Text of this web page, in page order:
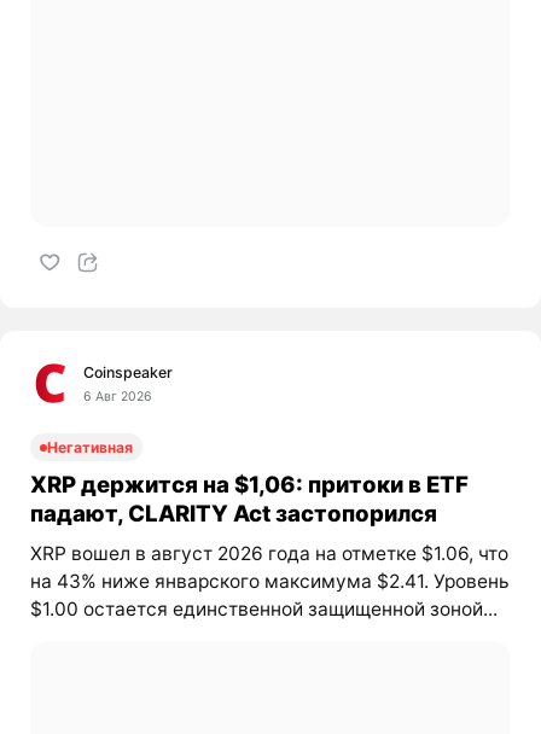
Coinspeaker
6 Авг 2026
Негативная
XRP держится на $1,06: притоки в ETF
падают, CLARITY Act застопорился
XRP вошел в август 2026 года на отметке $1.06, что
на 43% ниже январского максимума $2.41. Уровень
$1.00 остается единственной защищенной зоной...